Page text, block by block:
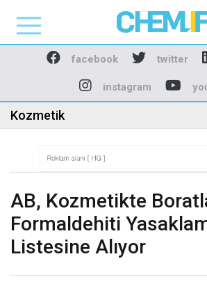
Chemlife -
facebook twitter
instagram
Kozmetik
AB, Kozmetikte
Formaldehiti
Listesine Alıyor